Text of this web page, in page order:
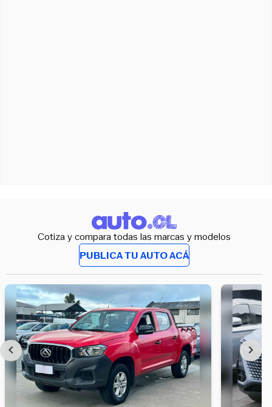
Cotiza y compara todas las marcas y modelos
PUBLICA TU AUTO ACÁ